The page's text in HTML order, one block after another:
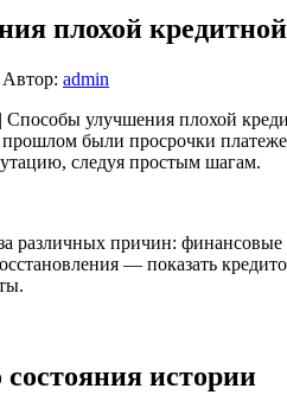
плохой
Автор: admin
прошлом были просрочки
следуя простым шагам.
различных причин: финансовые
— показать
истории